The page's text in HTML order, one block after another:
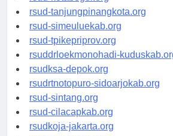
rsud-kotabogor.org
rsud-tanjungpinangkota.org
rsud-simeuluekab.org
rsud-tpikepriprov.org
rsuddrloekmonohadi-kuduskab.org
rsudksa-depok.org
rsudrtnotopuro-sidoarjokab.org
rsud-sintang.org
rsud-cilacapkab.org